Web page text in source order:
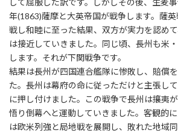
年(1863)薩摩と大英帝国が戦争します。薩
戦し和睦に至った結果、双方が実力を認め
は接近していきました。同じ頃、長州も米
します。それが下関戦争です。
結果は長州が四国連合艦隊に惨敗し、賠償
た。長州は幕府の命に従っただけと主張し
に押し付けました。この戦争で長州は攘夷
悟り倒幕へと運動していきました。客観的
は欧米列強と局地戦を展開し、敗れた地域